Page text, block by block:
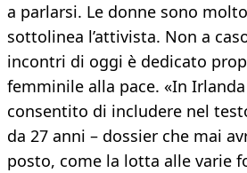
a parlarsi. Le donne sono
sottolinea l’attivista. Non a
incontri di oggi è dedicato
femminile alla pace. «In
consentito di includere nel
da 27 anni – dossier che mai
posto, come la lotta alle varie